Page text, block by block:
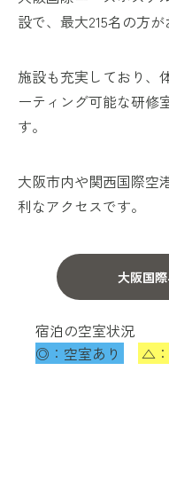
設で、最大215名の方
施設も充実しており、
ーティング可能な研修
す。
大阪市内や関西国際空
利なアクセスです。
大阪国
宿泊の空室状況
◎：空室あり
△：